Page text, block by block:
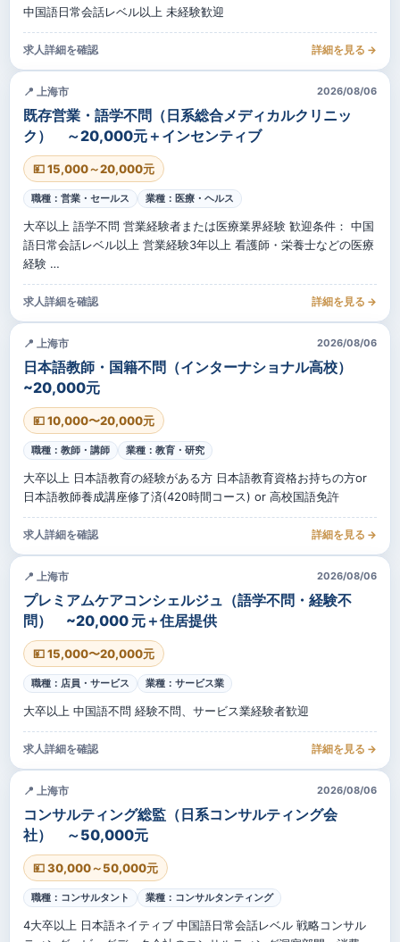
中国語日常会話レベル以上 未経験歓迎
求人詳細を確認 詳細を見る →
📍 上海市 2026/08/06
既存営業・語学不問（日系総合メディカルクリニッ
ク） ～20,000元＋インセンティブ
💴 15,000～20,000元
職種：営業・セールス 業種：医療・ヘルス
大卒以上 語学不問 営業経験者または医療業界経験 歓迎条件： 中国
語日常会話レベル以上 営業経験3年以上 看護師・栄養士などの医療
経験 …
求人詳細を確認 詳細を見る →
📍 上海市 2026/08/06
日本語教師・国籍不問（インターナショナル高校）
~20,000元
💴 10,000〜20,000元
職種：教師・講師 業種：教育・研究
大卒以上 日本語教育の経験がある方 日本語教育資格お持ちの方or
日本語教師養成講座修了済(420時間コース) or 高校国語免許
求人詳細を確認 詳細を見る →
📍 上海市 2026/08/06
プレミアムケアコンシェルジュ（語学不問・経験不
問） ~20,000 元＋住居提供
💴 15,000〜20,000元
職種：店員・サービス 業種：サービス業
大卒以上 中国語不問 経験不問、サービス業経験者歓迎
求人詳細を確認 詳細を見る →
📍 上海市 2026/08/06
コンサルティング総監（日系コンサルティング会
社） ～50,000元
💴 30,000～50,000元
職種：コンサルタント 業種：コンサルタンティング
4大卒以上 日本語ネイティブ 中国語日常会話レベル 戦略コンサル